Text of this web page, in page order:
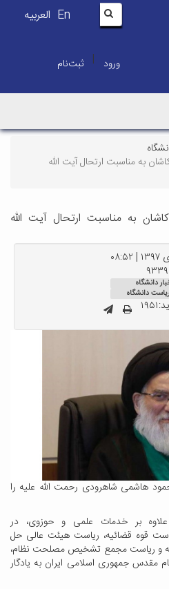
En العربیه
ورود | ثبت‌نام
به مناسبت ارتحال آیت الله
به مناسبت ارتحال آیت الله
دانشگاه
دانشگاه
هاشمی شاهرودی رحمت الله علیه را
بر خدمات علمی و حوزوی، در
قوه قضائیه، ریاست هیئت عالی حل
و ریاست مجمع تشخیص مصلحت نظام،
مقدس جمهوری اسلامی ایران به یادگار